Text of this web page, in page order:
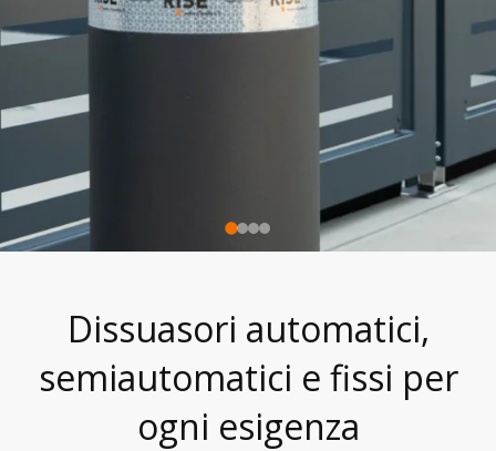
Dissuasori automatici,
semiautomatici e fissi per
ogni esigenza